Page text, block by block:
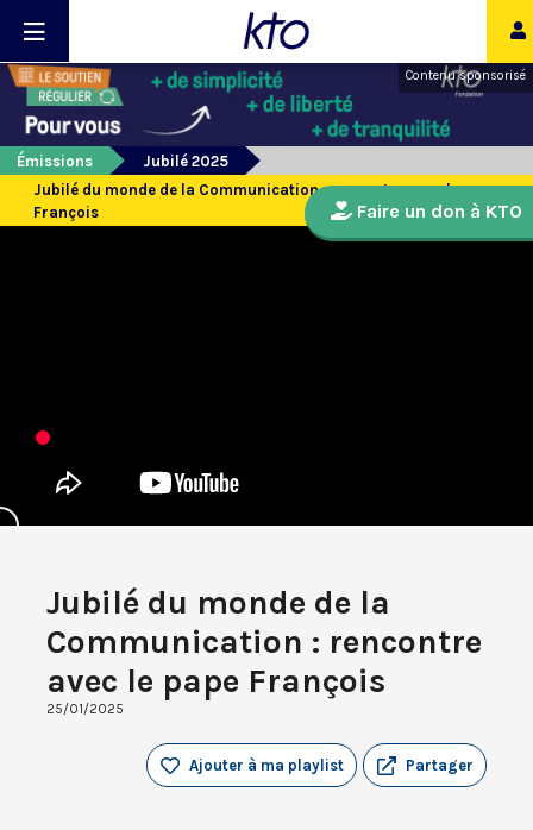
Contenu sponsorisé
Émissions
Jubilé 2025
Jubilé du monde de la Communication : rencontre avec le pape
François
Jubilé du monde de la
Communication : rencontre
avec le pape François
25/01/2025
Partager
Ajouter à ma playlist
Faire un don à KTO